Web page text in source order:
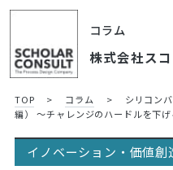
コラム
株式会社ス
TOP > コラム >
シリコン
編） ～チャレンジのハードルを下げ
イノベーション・価値創